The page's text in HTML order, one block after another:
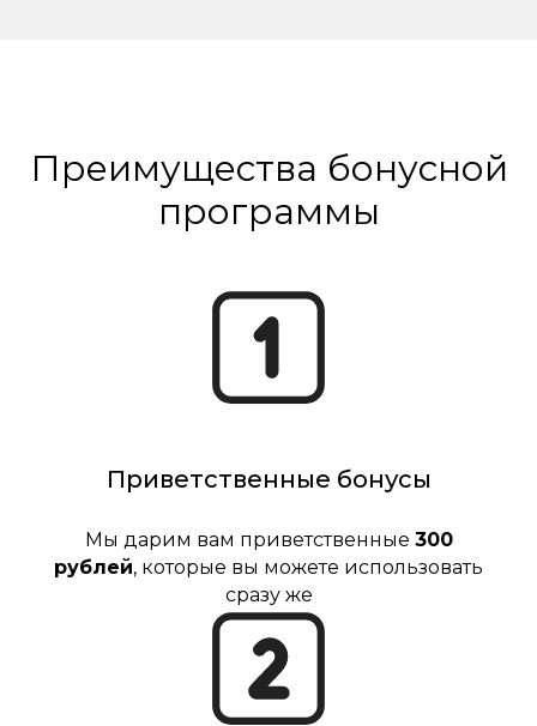
Преимущества бонусной
программы
Приветственные бонусы
Мы дарим вам приветственные 300
рублей, которые вы можете использовать
сразу же